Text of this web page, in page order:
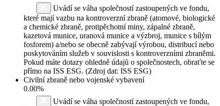
Uvádí se váha společností zastoupených ve fondu,
které mají vazbu na kontroverzní zbraně (atomové, biologické
a chemické zbraně, protipěchotní miny, zápalné zbraně,
kazetová munice, uranová munice a výzbroj, munice s bílým
fosforem) a/nebo se obecně zabývají výrobou, distribucí nebo
poskytováním služeb v souvislosti s kontroverzními zbraněmi.
Pokud máte dotazy ohledně údajů o společnostech, obraťte se
přímo na ISS ESG. (Zdroj dat: ISS ESG)
Civilní zbraně nebo vojenské vybavení
0.00%
Uvádí se váha společností zastoupených ve fondu,